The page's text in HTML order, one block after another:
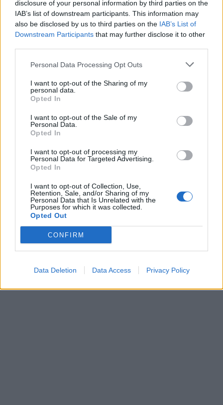
disclosure of your personal information by third parties on the
IAB’s list of downstream participants. This information may
also be disclosed by us to third parties on the IAB’s List of
Downstream Participants that may further disclose it to other
Personal Data Processing Opt Outs
I want to opt-out of the Sharing of my
personal data.
Opted In
I want to opt-out of the Sale of my
Personal Data.
Opted In
I want to opt-out of processing my
Personal Data for Targeted Advertising.
Opted In
I want to opt-out of Collection, Use,
Retention, Sale, and/or Sharing of my
Personal Data that Is Unrelated with the
Purposes for which it was collected.
Opted Out
CONFIRM
Data Deletion Data Access Privacy Policy